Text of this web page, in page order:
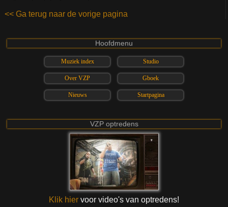
<< Ga terug naar de vorige pagina
Hoofdmenu
Muziek index Studio
Over VZP Gboek
Nieuws Startpagina
VZP optredens
Klik hier voor video's van optredens!